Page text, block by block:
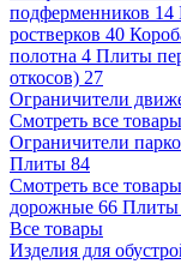
подферменников 14
ростверков 40
полотна 4 Плиты
откосов) 27
Ограничители
Смотреть все товары
Ограничители
Плиты 84
Смотреть все товары
дорожные 66 Плиты
Все товары
Изделия для